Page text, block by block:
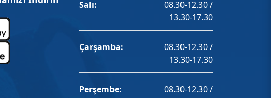
Salı:
08.30-12.30 /
13.30-17.30
Çarşamba:
08.30-12.30 /
13.30-17.30
Perşembe:
08.30-12.30 /